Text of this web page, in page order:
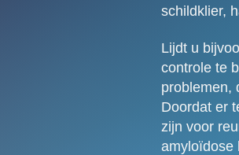
schildklier,
Lijdt u
controle te
problemen,
Doordat er
zijn voor
amyloïdose